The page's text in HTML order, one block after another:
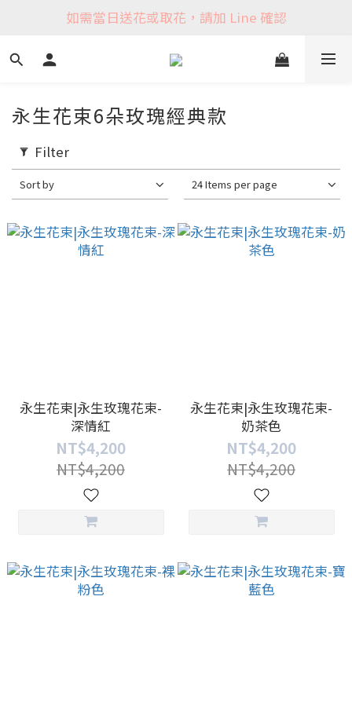
如需當日送花或取花，請加 Line 確認
永生花束6朵玫瑰經典款
Filter
Sort by 24 Items per page
永生花束|永生玫瑰花束-
深情紅
NT$4,200
NT$4,200
永生花束|永生玫瑰花束-
奶茶色
NT$4,200
NT$4,200